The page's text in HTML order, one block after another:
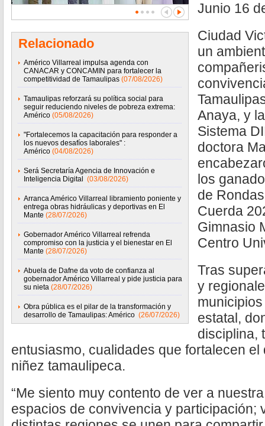
Relacionado
Américo Villarreal impulsa agenda con
CANACAR y CONCAMIN para fortalecer la
competitividad de Tamaulipas (07/08/2026)
Tamaulipas reforzará su política social para
seguir reduciendo niveles de pobreza extrema:
Américo (05/08/2026)
"Fortalecemos la capacitación para responder a
los nuevos desafíos laborales" :
Américo (04/08/2026)
Será Secretaría Agencia de Innovación e
Inteligencia Digital
(03/08/2026)
Arranca Américo Villarreal libramiento poniente y
entrega obras hidráulicas y deportivas en El
Mante (28/07/2026)
Gobernador Américo Villarreal refrenda
compromiso con la justicia y el bienestar en El
Mante (28/07/2026)
Abuela de Dafne da voto de confianza al
gobernador Américo Villarreal y pide justicia para
su nieta (28/07/2026)
Obra pública es el pilar de la transformación y
desarrollo de Tamaulipas: Américo (26/07/2026)
Junio 16
Ciudad
un
Anaya, y
Sistema
doctora
los
de
Cuerda
Gimnasio
Centro
Tras
y
estatal,
disciplina,
entusiasmo, cualidades que fortalecen
niñez tamaulipeca.
“Me siento muy contento de ver a
espacios de convivencia y participación;